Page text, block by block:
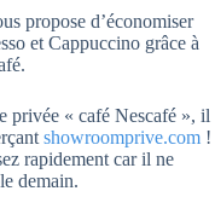
propose d’économiser
et Cappuccino grâce à
privée « café Nescafé », il
showroomprive.com !
rapidement car il ne
demain.